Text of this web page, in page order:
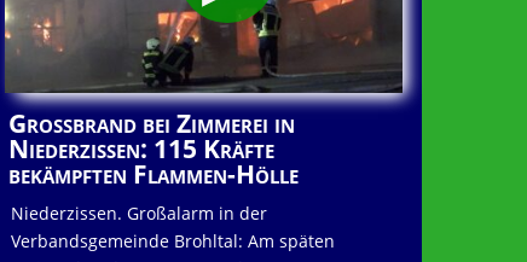
Großbrand bei Zimmerei in
Niederzissen: 115 Kräfte
bekämpften Flammen-Hölle
Niederzissen. Großalarm in der
Verbandsgemeinde Brohltal: Am späten